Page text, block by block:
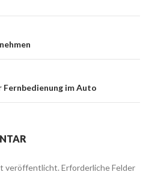
Fernbedienung im Auto
veröffentlicht. Erforderliche Felder